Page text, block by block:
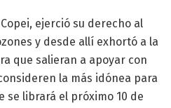
ejerció su derecho al
y desde allí exhortó a la
que salieran a apoyar con
la más idónea para
se librará el próximo 10 de